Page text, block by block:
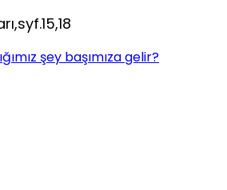
şey başımıza gelir?